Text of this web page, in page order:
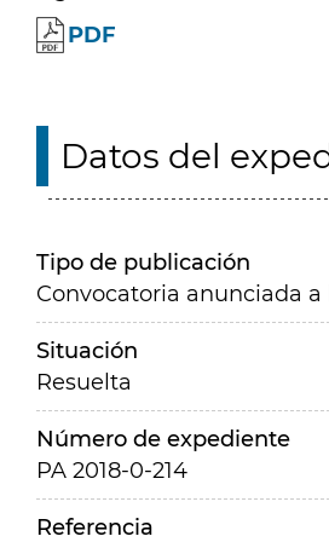
PDF
Datos del
Tipo de publicación
Convocatoria anunciada
Situación
Resuelta
Número de expediente
PA 2018-0-214
Referencia